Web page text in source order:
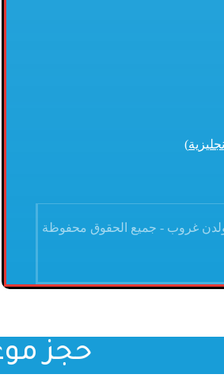
)
حجز